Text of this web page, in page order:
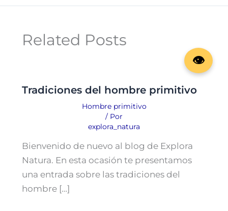
Related Posts
Tradiciones del hombre primitivo
Hombre primitivo
/ Por
explora_natura
Bienvenido de nuevo al blog de Explora
Natura. En esta ocasión te presentamos
una entrada sobre las tradiciones del
hombre […]